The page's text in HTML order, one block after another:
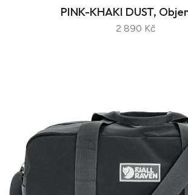
PINK-KHAKI DUST,
2 890 Kč